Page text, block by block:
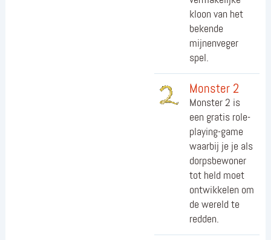
kloon van het
bekende
mijnenveger
spel.
Monster 2
Monster 2 is
een gratis role-
playing-game
waarbij je je als
dorpsbewoner
tot held moet
ontwikkelen om
de wereld te
redden.